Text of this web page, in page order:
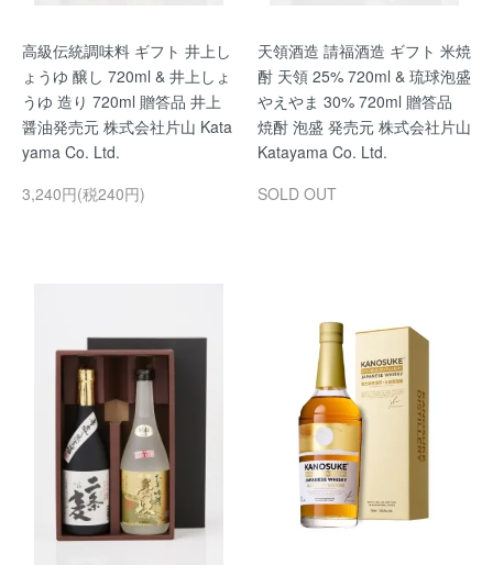
高級伝統調味料 ギフト 井上し
ょうゆ 醸し 720ml & 井上しょ
うゆ 造り 720ml 贈答品 井上
醤油発売元 株式会社片山 Kata
yama Co. Ltd.
3,240円(税240円)
天領酒造 請福酒造 ギフト 米焼
酎 天領 25% 720ml & 琉球泡盛
やえやま 30% 720ml 贈答品
焼酎 泡盛 発売元 株式会社片山
Katayama Co. Ltd.
SOLD OUT